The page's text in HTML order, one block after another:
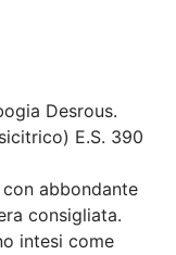
Desrous.
E.S. 390
abbondante
consigliata.
intesi come